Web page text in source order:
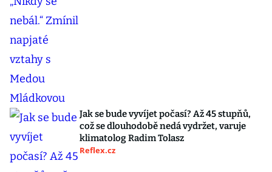
Jak se bude vyvíjet počasí? Až 45 stupňů,
což se dlouhodobě nedá vydržet, varuje
klimatolog Radim Tolasz
Reflex.cz